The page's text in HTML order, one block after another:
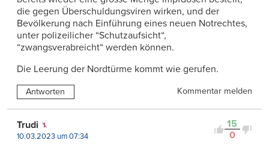
die gegen Überschuldungsviren wirken, und der
Bevölkerung nach Einführung eines neuen Notrechtes,
unter polizeilicher “Schutzaufsicht“,
“zwangsverabreicht“ werden können.
Die Leerung der Nordtürme kommt wie gerufen.
Antworten Kommentar melden
15
0
Trudi
10.03.2023 um 07:34